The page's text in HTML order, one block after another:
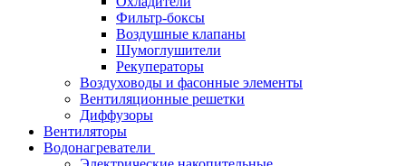
Фильтр-боксы
Воздушные клапаны
Шумоглушители
Рекуператоры
Воздуховоды и фасонные элементы
Вентиляционные решетки
Диффузоры
Вентиляторы
Водонагреватели